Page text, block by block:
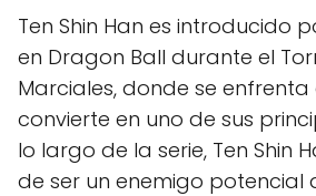
Ten Shin Han es introducido
en Dragon Ball durante el
Marciales, donde se enfrenta
convierte en uno de sus
lo largo de la serie, Ten Shin
de ser un enemigo potencial